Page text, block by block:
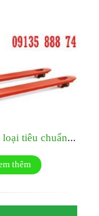
Xe nâng tay loại tiêu chuẩn EPlift - Đức - Model: HPT25M - Càng rộng
thêm